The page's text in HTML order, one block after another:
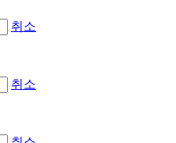
취소
취소